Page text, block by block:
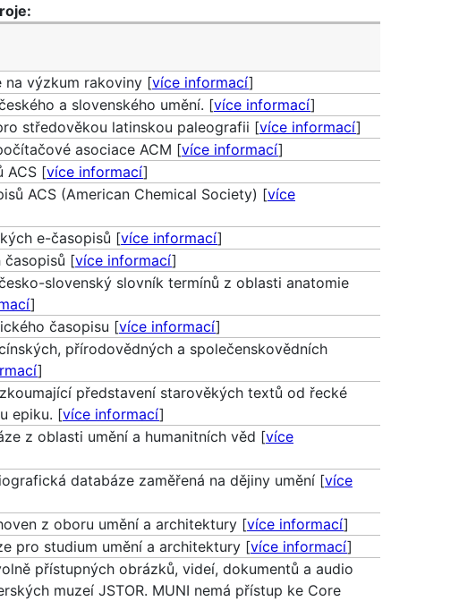
na výzkum rakoviny [více informací]
a slovenského umění. [více informací]
středověkou latinskou paleografii [více informací]
asociace ACM [více informací]
ACS [více informací]
ACS (American Chemical Society) [více
e-časopisů [více informací]
časopisů [více informací]
slovenský slovník termínů z oblasti anatomie
]
časopisu [více informací]
přírodovědných a společenskovědních
]
představení starověkých textů od řecké
epiku. [více informací]
z oblasti umění a humanitních věd [více
databáze zaměřená na dějiny umění [více
z oboru umění a architektury [více informací]
pro studium umění a architektury [více informací]
přístupných obrázků, videí, dokumentů a audio
muzeí JSTOR. MUNI nemá přístup ke Core